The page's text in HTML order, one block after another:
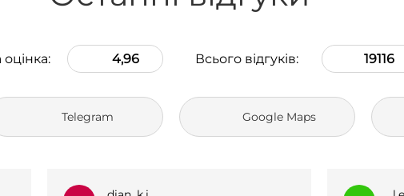
4,96 Всього відгуків: 19116
Telegram Google Maps